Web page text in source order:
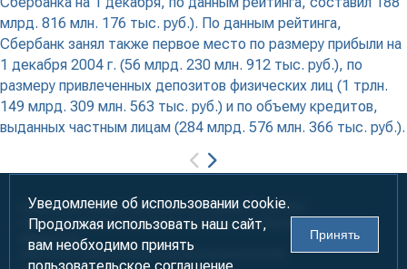
млрд. 816 млн. 176 тыс. руб.). По данным рейтинга,
Сбербанк занял также первое место по размеру прибыли на
1 декабря 2004 г. (56 млрд. 230 млн. 912 тыс. руб.), по
размеру привлеченных депозитов физических лиц (1 трлн.
149 млрд. 309 млн. 563 тыс. руб.) и по объему кредитов,
выданных частным лицам (284 млрд. 576 млн. 366 тыс. руб.).
Информация предназначена для лиц старше 18 лет (18+)
При использовании материалов ссылка на «УралБизнесКонсалтинг»
2000-2026 Информационно-аналитическое агентство
Уведомление об использовании cookie.
Продолжая использовать наш сайт,
вам необходимо принять
Принять